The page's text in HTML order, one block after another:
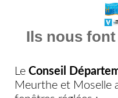
Ils nous
Le Conseil
Meurthe et Moselle